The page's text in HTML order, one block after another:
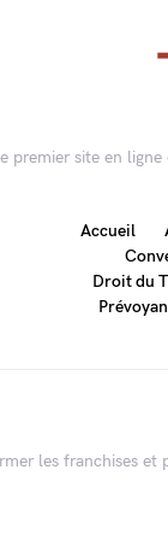
premier site en
Accueil
Droit du
les franchises et